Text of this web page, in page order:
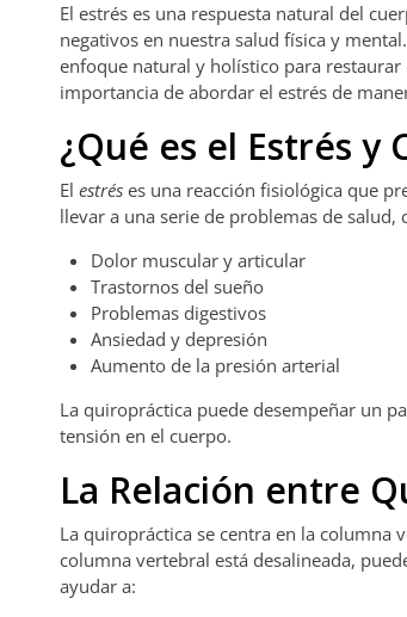
El estrés es una respuesta natural del
negativos en nuestra salud física y
enfoque natural y holístico para
importancia de abordar el estrés de
¿Qué es el Estrés y
El estrés es una reacción fisiológica que
llevar a una serie de problemas de salud,
Dolor muscular y articular
Trastornos del sueño
Problemas digestivos
Ansiedad y depresión
Aumento de la presión arterial
La quiropráctica puede desempeñar un
tensión en el cuerpo.
La Relación entre
La quiropráctica se centra en la columna
columna vertebral está desalineada,
ayudar a: